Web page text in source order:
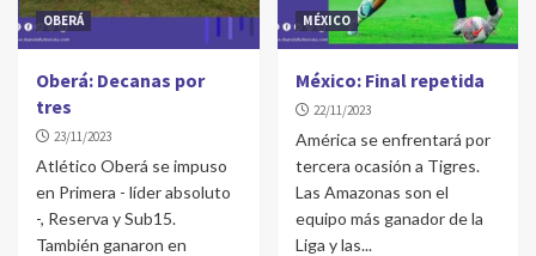
OBERÁ
Oberá: Decanas por
tres
23/11/2023
Atlético Oberá se impuso
en Primera - líder absoluto
-, Reserva y Sub15.
También ganaron en
MÉXICO
México: Final repetida
22/11/2023
América se enfrentará por
tercera ocasión a Tigres.
Las Amazonas son el
equipo más ganador de la
Liga y las...